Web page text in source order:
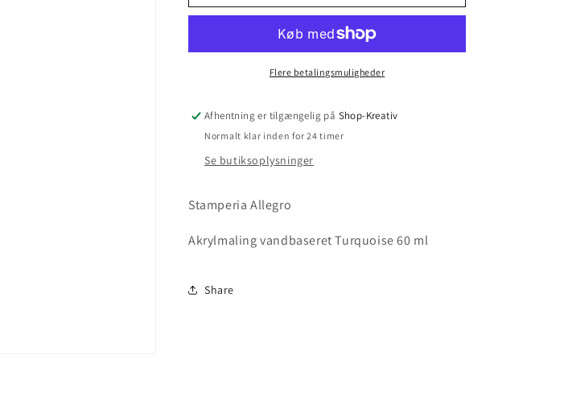
Flere betalingsmuligheder
Afhentning er tilgængelig på Shop-Kreativ
Normalt klar inden for 24 timer
Se butiksoplysninger
Stamperia Allegro
Akrylmaling vandbaseret Turquoise 60 ml
Share